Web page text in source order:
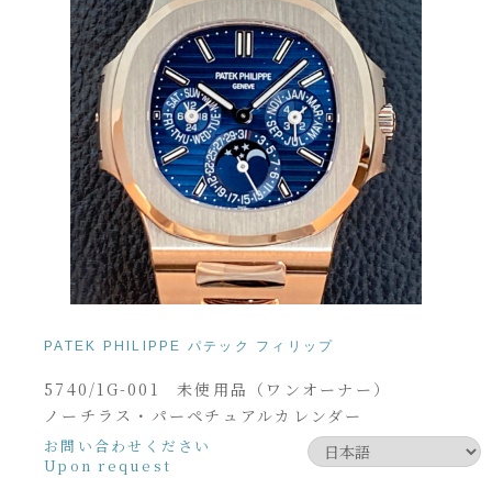
PATEK PHILIPPE パテック フィリップ
5740/1G-001 未使用品（ワンオーナー）
ノーチラス・パーペチュアルカレンダー
お問い合わせください
Upon request